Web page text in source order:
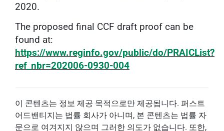
2020.
The proposed final CCF draft proof can be
found at:
https://www.reginfo.gov/public/do/PRAICList?
ref_nbr=202006-0930-004
이 콘텐츠는 정보 제공 목적으로만 제공됩니다. 퍼스트
어드밴티지는 법률 회사가 아니며, 본 콘텐츠는 법률 자
문으로 여겨지지 않으며 그러한 의도가 없습니다. 또한,